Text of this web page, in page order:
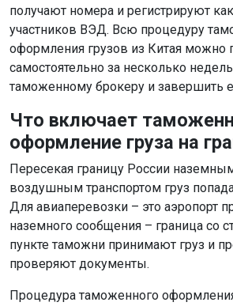
получают номера и регистрируют
участников ВЭД. Всю процедуру
оформления грузов из Китая можно
самостоятельно за несколько
таможенному брокеру и завершить
Что включает
оформление груза на
Пересекая границу России
воздушным транспортом груз
Для авиаперевозки – это аэропорт
наземного сообщения – граница со
пункте таможни принимают груз и
проверяют документы.
Процедура таможенного